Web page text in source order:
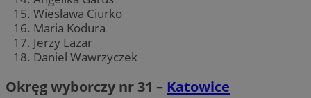
Wiesława Ciurko
Maria Kodura
Jerzy Lazar
Daniel Wawrzyczek
Okręg wyborczy nr 31 – Katowice